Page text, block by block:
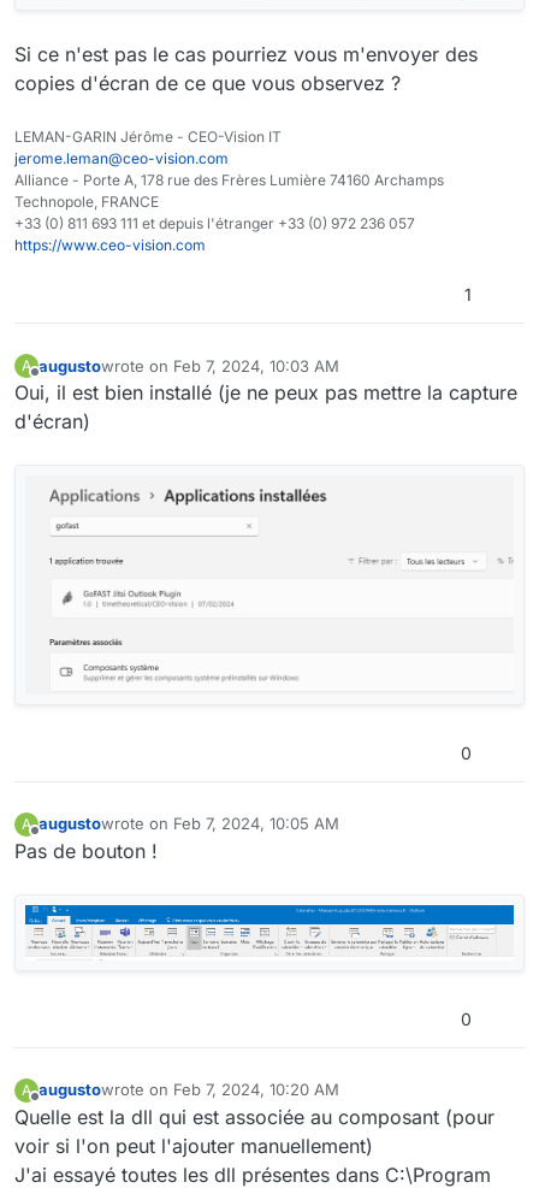
Si ce n'est pas le cas pourriez vous m'envoyer des
copies d'écran de ce que vous observez ?
LEMAN-GARIN Jérôme - CEO-Vision IT
jerome.leman@ceo-vision.com
Alliance - Porte A, 178 rue des Frères Lumière 74160 Archamps
Technopole, FRANCE
+33 (0) 811 693 111 et depuis l'étranger +33 (0) 972 236 057
https://www.ceo-vision.com
1
A
Offline
augustowrote on Feb 7, 2024, 10:03 AM
last edited by
Oui, il est bien installé (je ne peux pas mettre la capture
d'écran)
0
A
Offline
augustowrote on Feb 7, 2024, 10:05 AM
last edited by
Pas de bouton !
0
A
Offline
augustowrote on Feb 7, 2024, 10:20 AM
last edited by
Quelle est la dll qui est associée au composant (pour
voir si l'on peut l'ajouter manuellement)
J'ai essayé toutes les dll présentes dans C:\Program